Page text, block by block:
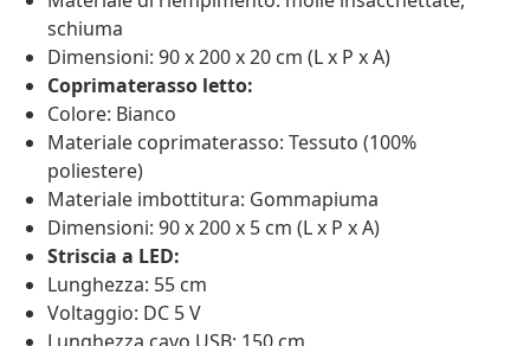
schiuma
Dimensioni: 90 x 200 x 20 cm (L x P x A)
Coprimaterasso letto:
Colore: Bianco
Materiale coprimaterasso: Tessuto (100%
poliestere)
Materiale imbottitura: Gommapiuma
Dimensioni: 90 x 200 x 5 cm (L x P x A)
Striscia a LED:
Lunghezza: 55 cm
Voltaggio: DC 5 V